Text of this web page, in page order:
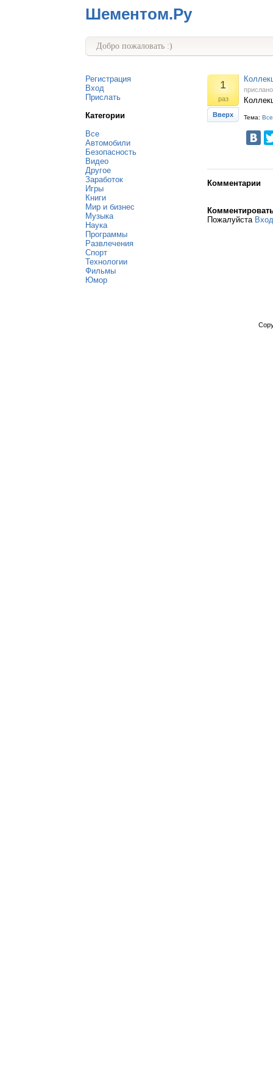
Шементом.Ру
Добро пожаловать :)
Регистрация
Вход
Прислать
Категории
Все
Автомобили
Безопасность
Видео
Другое
Заработок
Игры
Книги
Мир и бизнес
Музыка
Наука
Программы
Развлечения
Спорт
Технологии
Фильмы
Юмор
1
раз
Вверх Тема: Все
Комментарии
Пожалуйста Вход